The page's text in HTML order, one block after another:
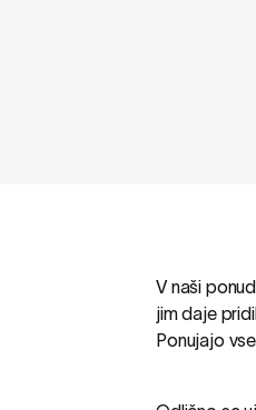
V naši
jim daje
Ponujajo